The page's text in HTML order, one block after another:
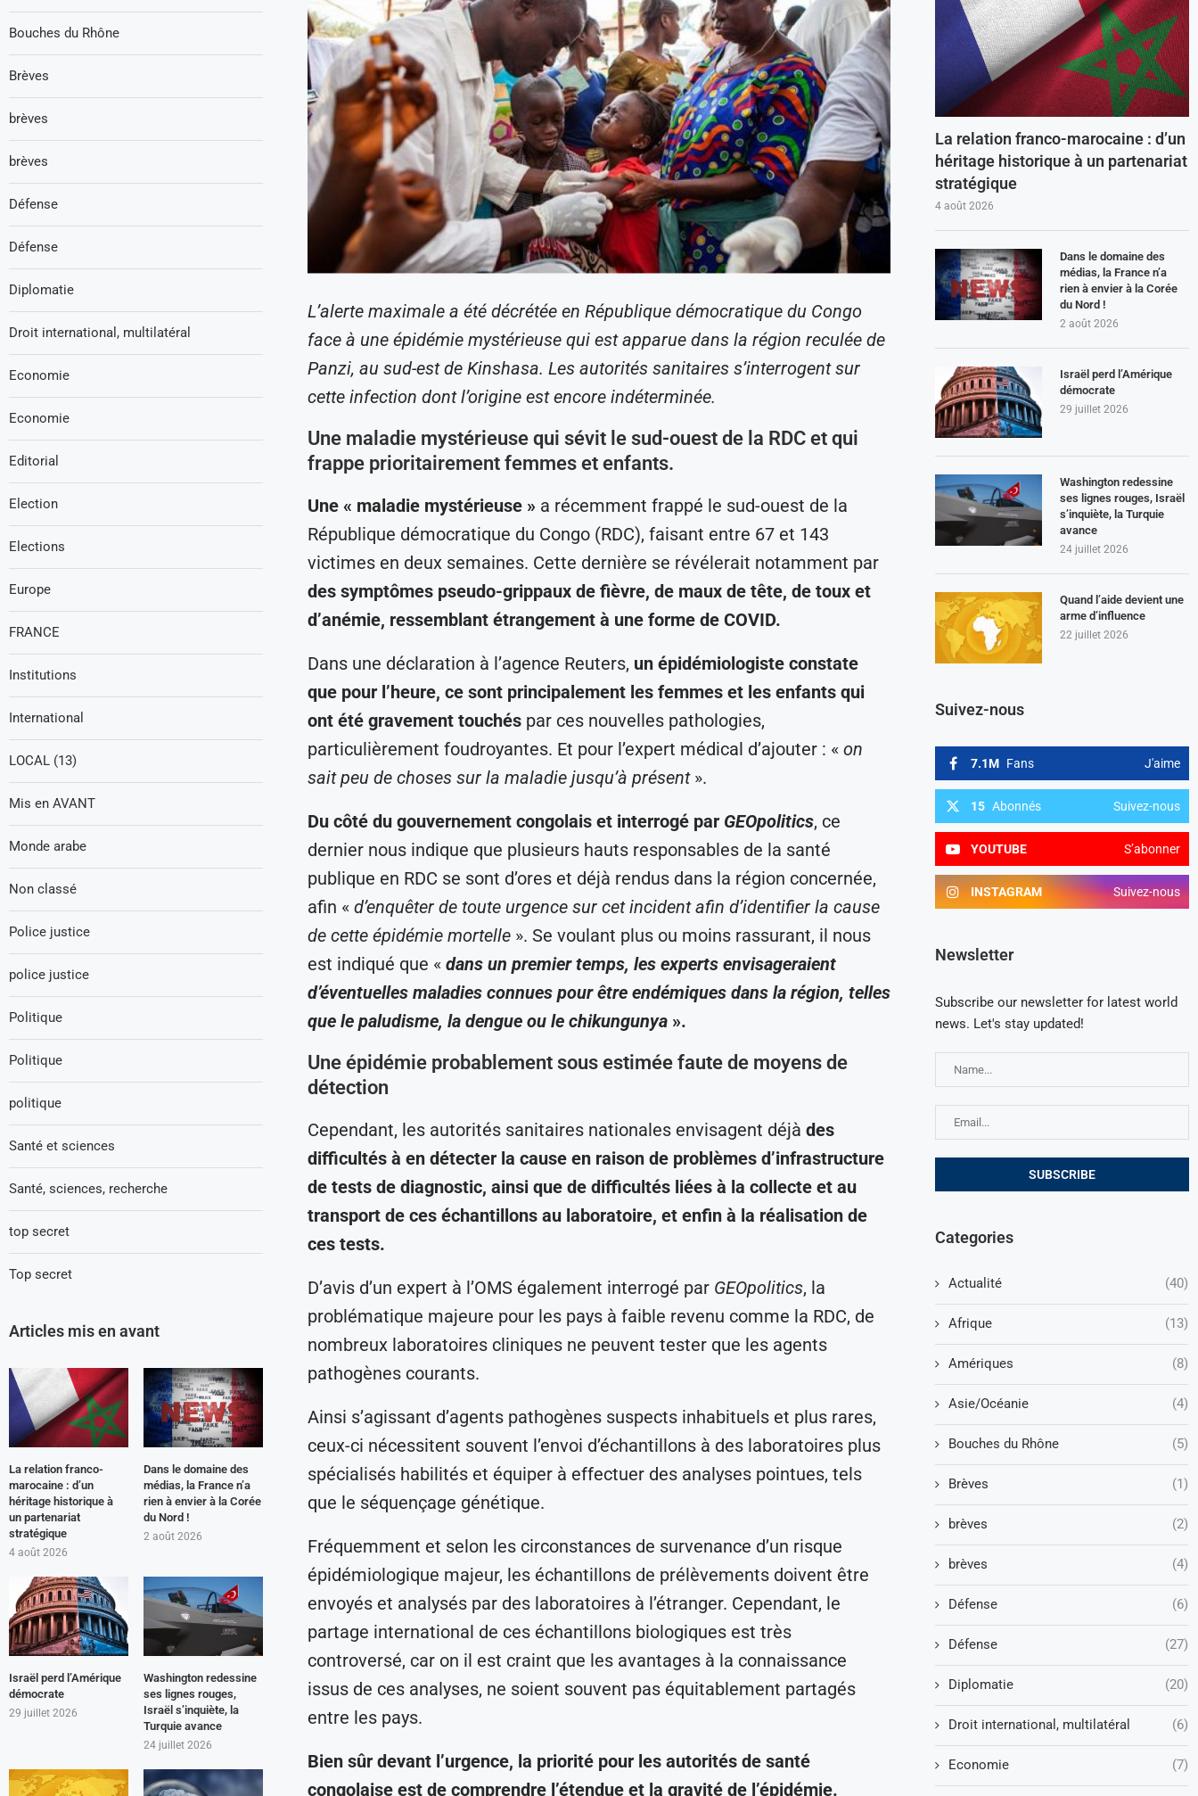
L’alerte maximale a été décrétée en République démocratique du Congo
face à une épidémie mystérieuse qui est apparue dans la région reculée de
Panzi, au sud-est de Kinshasa. Les autorités sanitaires s’interrogent sur
cette infection dont l’origine est encore indéterminée.
Une maladie mystérieuse qui sévit le sud-ouest de la RDC et qui
frappe prioritairement femmes et enfants.
Une « maladie mystérieuse » a récemment frappé le sud-ouest de la
République démocratique du Congo (RDC), faisant entre 67 et 143
victimes en deux semaines. Cette dernière se révélerait notamment par
des symptômes pseudo-grippaux de fièvre, de maux de tête, de toux et
d’anémie, ressemblant étrangement à une forme de COVID.
Dans une déclaration à l’agence Reuters, un épidémiologiste constate
que pour l’heure, ce sont principalement les femmes et les enfants qui
ont été gravement touchés par ces nouvelles pathologies,
particulièrement foudroyantes. Et pour l’expert médical d’ajouter : « on
sait peu de choses sur la maladie jusqu’à présent».
Du côté du gouvernement congolais et interrogé par GEOpolitics, ce
dernier nous indique que plusieurs hauts responsables de la santé
publique en RDC se sont d’ores et déjà rendus dans la région concernée,
afin «d’enquêter de toute urgence sur cet incident afin d’identifier la cause
de cette épidémie mortelle ». Se voulant plus ou moins rassurant, il nous
est indiqué que « dans un premier temps, les experts envisageraient
d’éventuelles maladies connues pour être endémiques dans la région, telles
que le paludisme, la dengue ou le chikungunya ».
Une épidémie probablement sous estimée faute de moyens de
détection
Cependant, les autorités sanitaires nationales envisagent déjà des
difficultés à en détecter la cause en raison de problèmes d’infrastructure
de tests de diagnostic, ainsi que de difficultés liées à la collecte et au
transport de ces échantillons au laboratoire, et enfin à la réalisation de
ces tests.
D’avis d’un expert à l’OMS également interrogé par GEOpolitics, la
problématique majeure pour les pays à faible revenu comme la RDC, de
nombreux laboratoires cliniques ne peuvent tester que les agents
pathogènes courants.
Ainsi s’agissant d’agents pathogènes suspects inhabituels et plus rares,
ceux-ci nécessitent souvent l’envoi d’échantillons à des laboratoires plus
spécialisés habilités et équiper à effectuer des analyses pointues, tels
que le séquençage génétique.
Fréquemment et selon les circonstances de survenance d’un risque
épidémiologique majeur, les échantillons de prélèvements doivent être
envoyés et analysés par des laboratoires à l’étranger. Cependant, le
partage international de ces échantillons biologiques est très
controversé, car on il est craint que les avantages à la connaissance
issus de ces analyses, ne soient souvent pas équitablement partagés
entre les pays.
Bien sûr devant l’urgence, la priorité pour les autorités de santé
congolaise est de comprendre l’étendue et la gravité de l’épidémie.
La relation franco-marocaine : d’un
héritage historique à un partenariat
stratégique
4 août 2026
Dans le domaine des
médias, la France n’a
rien à envier à la Corée
du Nord !
2 août 2026
Israël perd l’Amérique
démocrate
29 juillet 2026
Washington redessine
ses lignes rouges, Israël
s’inquiète, la Turquie
avance
24 juillet 2026
Quand l’aide devient une
arme d’influence
22 juillet 2026
Suivez-nous
7.1M Fans J'aime
15 Abonnés Suivez-nous
YOUTUBE S’abonner
INSTAGRAM Suivez-nous
Newsletter
Subscribe our newsletter for latest world
news. Let's stay updated!
Categories
Actualité (40)
Afrique (13)
Amériques (8)
Asie/Océanie (4)
Bouches du Rhône (5)
Brèves (1)
brèves (2)
brèves (4)
Défense (6)
Défense (27)
Diplomatie (20)
Droit international, multilatéral (6)
Economie (7)
Bouches du Rhône
Brèves
brèves
brèves
Défense
Défense
Diplomatie
Droit international, multilatéral
Economie
Economie
Editorial
Election
Elections
Europe
FRANCE
Institutions
International
LOCAL (13)
Mis en AVANT
Monde arabe
Non classé
Police justice
police justice
Politique
Politique
politique
Santé et sciences
Santé, sciences, recherche
top secret
Top secret
Articles mis en avant
La relation franco-
marocaine : d’un
héritage historique à
un partenariat
stratégique
4 août 2026
Dans le domaine des
médias, la France n’a
rien à envier à la Corée
du Nord !
2 août 2026
Israël perd l’Amérique
démocrate
29 juillet 2026
Washington redessine
ses lignes rouges,
Israël s’inquiète, la
Turquie avance
24 juillet 2026